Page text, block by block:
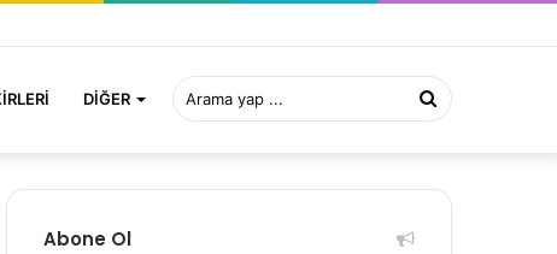
DIĞER Arama
yap
Abone Ol